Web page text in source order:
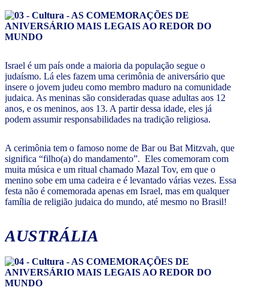
Israel é um país onde a maioria da população segue o
judaísmo. Lá eles fazem uma cerimônia de aniversário que
insere o jovem judeu como membro maduro na comunidade
judaica. As meninas são consideradas quase adultas aos 12
anos, e os meninos, aos 13. A partir dessa idade, eles já
podem assumir responsabilidades na tradição religiosa.
A cerimônia tem o famoso nome de Bar ou Bat Mitzvah, que
significa “filho(a) do mandamento”. Eles comemoram com
muita música e um ritual chamado Mazal Tov, em que o
menino sobe em uma cadeira e é levantado várias vezes. Essa
festa não é comemorada apenas em Israel, mas em qualquer
família de religião judaica do mundo, até mesmo no Brasil!
AUSTRÁLIA